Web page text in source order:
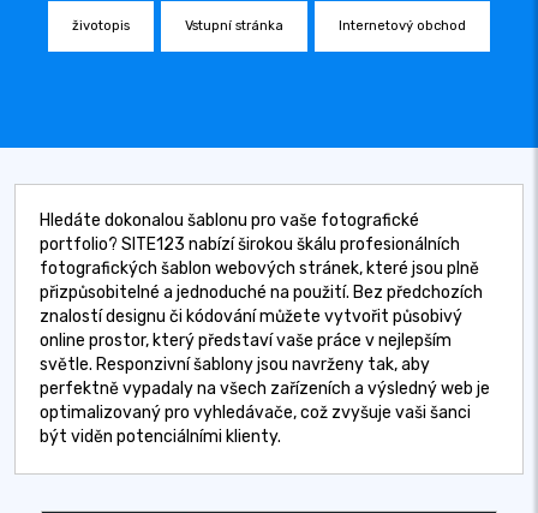
životopis Vstupní stránka Internetový obchod
Hledáte dokonalou šablonu pro vaše fotografické
portfolio? SITE123 nabízí širokou škálu profesionálních
fotografických šablon webových stránek, které jsou plně
přizpůsobitelné a jednoduché na použití. Bez předchozích
znalostí designu či kódování můžete vytvořit působivý
online prostor, který představí vaše práce v nejlepším
světle. Responzivní šablony jsou navrženy tak, aby
perfektně vypadaly na všech zařízeních a výsledný web je
optimalizovaný pro vyhledávače, což zvyšuje vaši šanci
být viděn potenciálními klienty.